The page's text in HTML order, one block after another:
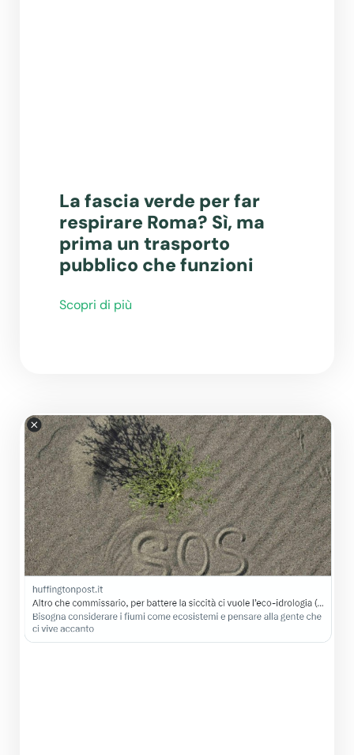
La fascia verde per far
respirare Roma? Sì, ma
prima un trasporto
pubblico che funzioni
Scopri di più